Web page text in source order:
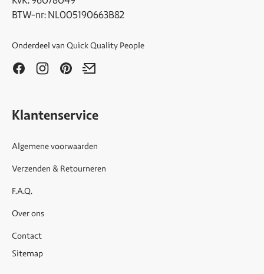
BTW-nr: NL005190663B82
Onderdeel van Quick Quality People
Klantenservice
Algemene voorwaarden
Verzenden & Retourneren
F.A.Q.
Over ons
Contact
Sitemap